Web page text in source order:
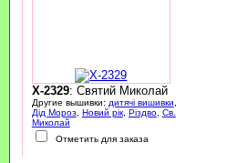
X-2329: Святий Миколай
Другие вышивки: дитячі вишивки
Дід Мороз, Новий рік, Різдво, Св.
Миколай
Отметить для заказа